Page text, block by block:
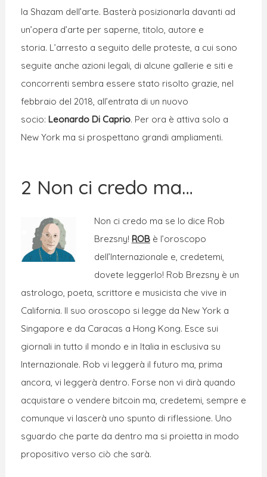
la Shazam dell’arte. Basterà posizionarla davanti ad
un’opera d’arte per saperne, titolo, autore e
storia. L’arresto a seguito delle proteste, a cui sono
seguite anche azioni legali, di alcune gallerie e siti e
concorrenti sembra essere stato risolto grazie, nel
febbraio del 2018, all’entrata di un nuovo
socio: Leonardo Di Caprio. Per ora è attiva solo a
New York ma si prospettano grandi ampliamenti.
2 Non ci credo ma…
Non ci credo ma se lo dice Rob
Brezsny! ROB è l’oroscopo
dell’Internazionale e, credetemi,
dovete leggerlo! Rob Brezsny è un
astrologo, poeta, scrittore e musicista che vive in
California. Il suo oroscopo si legge da New York a
Singapore e da Caracas a Hong Kong. Esce sui
giornali in tutto il mondo e in Italia in esclusiva su
Internazionale. Rob vi leggerà il futuro ma, prima
ancora, vi leggerà dentro. Forse non vi dirà quando
acquistare o vendere bitcoin ma, credetemi, sempre e
comunque vi lascerà uno spunto di riflessione. Uno
sguardo che parte da dentro ma si proietta in modo
propositivo verso ciò che sarà.